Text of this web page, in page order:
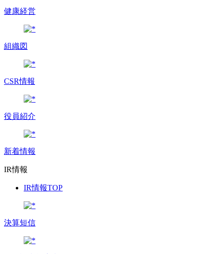
健康経営
組織図
CSR情報
役員紹介
新着情報
IR情報
IR情報TOP
決算短信